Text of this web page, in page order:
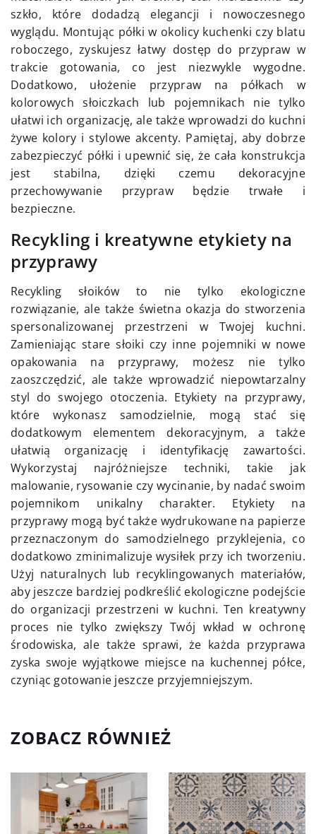
szkło, które dodadzą elegancji i nowoczesnego
wyglądu. Montując półki w okolicy kuchenki czy blatu
roboczego, zyskujesz łatwy dostęp do przypraw w
trakcie gotowania, co jest niezwykle wygodne.
Dodatkowo, ułożenie przypraw na półkach w
kolorowych słoiczkach lub pojemnikach nie tylko
ułatwi ich organizację, ale także wprowadzi do kuchni
żywe kolory i stylowe akcenty. Pamiętaj, aby dobrze
zabezpieczyć półki i upewnić się, że cała konstrukcja
jest stabilna, dzięki czemu dekoracyjne
przechowywanie przypraw będzie trwałe i
bezpieczne.
Recykling i kreatywne etykiety na
przyprawy
Recykling słoików to nie tylko ekologiczne
rozwiązanie, ale także świetna okazja do stworzenia
spersonalizowanej przestrzeni w Twojej kuchni.
Zamieniając stare słoiki czy inne pojemniki w nowe
opakowania na przyprawy, możesz nie tylko
zaoszczędzić, ale także wprowadzić niepowtarzalny
styl do swojego otoczenia. Etykiety na przyprawy,
które wykonasz samodzielnie, mogą stać się
dodatkowym elementem dekoracyjnym, a także
ułatwią organizację i identyfikację zawartości.
Wykorzystaj najróżniejsze techniki, takie jak
malowanie, rysowanie czy wycinanie, by nadać swoim
pojemnikom unikalny charakter. Etykiety na
przyprawy mogą być także wydrukowane na papierze
przeznaczonym do samodzielnego przyklejenia, co
dodatkowo zminimalizuje wysiłek przy ich tworzeniu.
Użyj naturalnych lub recyklingowanych materiałów,
aby jeszcze bardziej podkreślić ekologiczne podejście
do organizacji przestrzeni w kuchni. Ten kreatywny
proces nie tylko zwiększy Twój wkład w ochronę
środowiska, ale także sprawi, że każda przyprawa
zyska swoje wyjątkowe miejsce na kuchennej półce,
czyniąc gotowanie jeszcze przyjemniejszym.
ZOBACZ RÓWNIEŻ